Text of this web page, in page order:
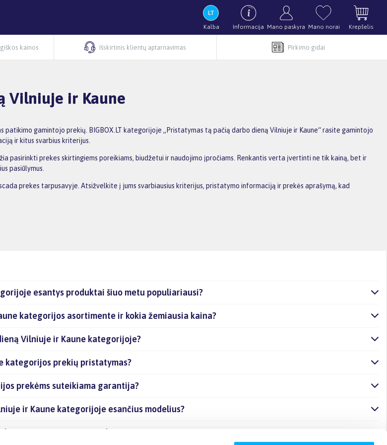
Kalba Informacija Mano paskyra Mano norai Krepšelis
kainos Išskirtinis klientų aptarnavimas Pirkimo gidai
Vilniuje ir Kaune
gamintojo prekių. BIGBOX.LT kategorijoje „Pristatymas tą pačią darbo dieną Vilniuje ir Kaune“ rasite gamintojo
ir kitus svarbius kriterijus.
pasirinkti prekes skirtingiems poreikiams, biudžetui ir naudojimo įpročiams. Renkantis verta įvertinti ne tik kainą, bet ir
pasiūlymus.
prekes tarpusavyje. Atsižvelkite į jums svarbiausius kriterijus, pristatymo informaciją ir prekės aprašymą, kad
esantys produktai šiuo metu populiariausi?
kategorijos asortimente ir kokia žemiausia kaina?
Vilniuje ir Kaune kategorijoje?
kategorijos prekių pristatymas?
prekėms suteikiama garantija?
ir Kaune kategorijoje esančius modelius?
esančias prekes internetu?